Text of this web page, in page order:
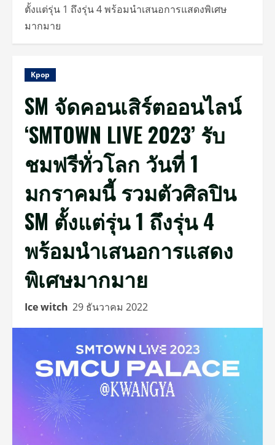
ตั้งแต่รุ่น 1 ถึงรุ่น 4 พร้อมนำเสนอการแสดงพิเศษ
มากมาย
Kpop
SM จัดคอนเสิร์ตออนไลน์
‘SMTOWN LIVE 2023’ รับ
ชมฟรีทั่วโลก วันที่ 1
มกราคมนี้ รวมตัวศิลปิน
SM ตั้งแต่รุ่น 1 ถึงรุ่น 4
พร้อมนำเสนอการแสดง
พิเศษมากมาย
Ice witch 29 ธันวาคม 2022